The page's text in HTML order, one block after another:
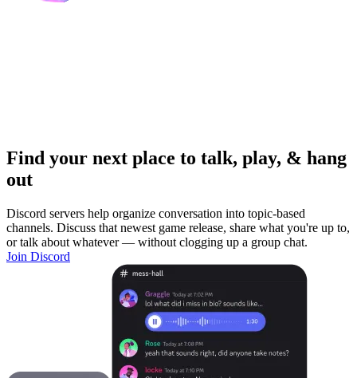
Find your next place to talk, play, & hang
out
Discord servers help organize conversation into topic-based
channels. Discuss that newest game release, share what you're up to,
or talk about whatever — without clogging up a group chat.
Join Discord